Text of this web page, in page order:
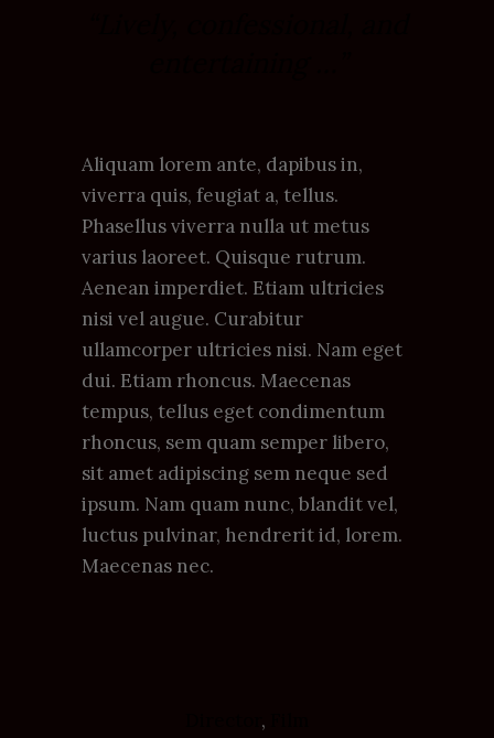
Aliquam lorem ante, dapibus in,
viverra quis, feugiat a, tellus.
Phasellus viverra nulla ut metus
varius laoreet. Quisque rutrum.
Aenean imperdiet. Etiam ultricies
nisi vel augue. Curabitur
ullamcorper ultricies nisi. Nam eget
dui. Etiam rhoncus. Maecenas
tempus, tellus eget condimentum
rhoncus, sem quam semper libero,
sit amet adipiscing sem neque sed
ipsum. Nam quam nunc, blandit vel,
luctus pulvinar, hendrerit id, lorem.
Maecenas nec.
,